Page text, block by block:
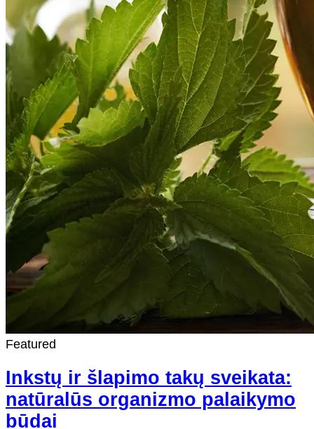
Featured
Inkstų ir šlapimo takų sveikata:
natūralūs organizmo palaikymo
būdai